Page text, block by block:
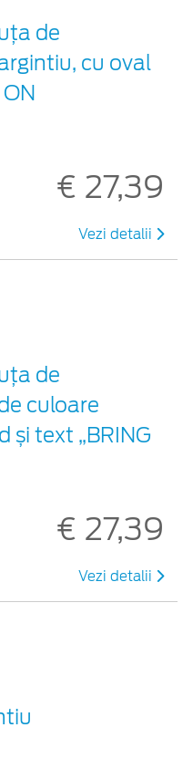
de
cu oval
€ 27,39
Vezi detalii
de
culoare
și text „BRING
€ 27,39
Vezi detalii